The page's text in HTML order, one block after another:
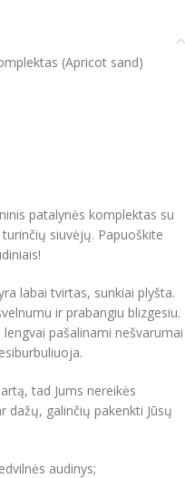
(Apricot sand)
patalynės komplektas su
siuvėjų. Papuoškite
labai tvirtas, sunkiai plyšta.
ir prabangiu blizgesiu.
pašalinami nešvarumai
tad Jums nereikės
dažų, galinčių pakenkti Jūsų
audinys;